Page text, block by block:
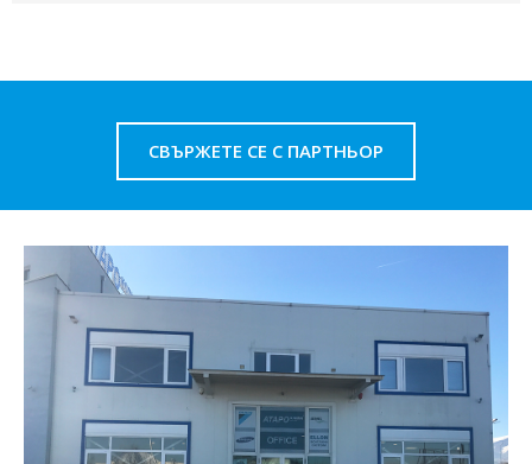
СВЪРЖЕТЕ СЕ С ПАРТНЬОР